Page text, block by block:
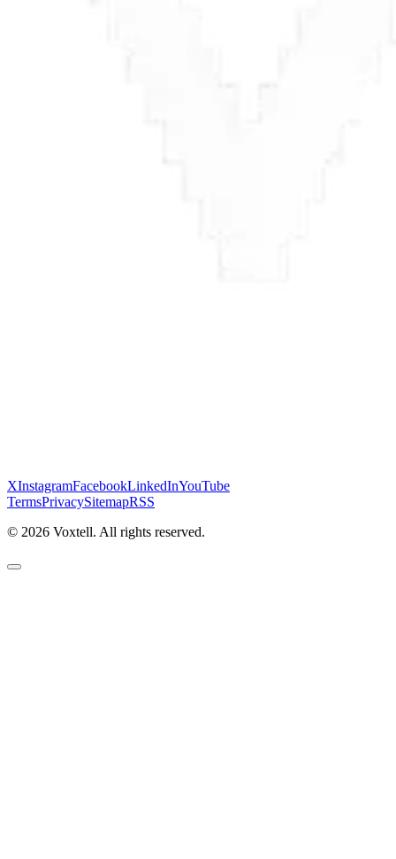
XInstagramFacebookLinkedInYouTube
TermsPrivacySitemapRSS
© 2026 Voxtell. All rights reserved.